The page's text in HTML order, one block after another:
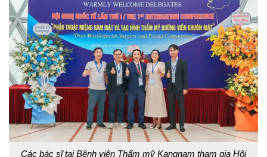
Các bác sĩ tại Bệnh viện Thẩm mỹ Kangnam tham gia Hội